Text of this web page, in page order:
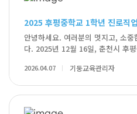
2025 후평중학교 1학년 진로직
안녕하세요. 여러분의 멋지고, 소
다. 2025년 12월 16일, 춘천시 후
2026.04.07 기둥교육관리자